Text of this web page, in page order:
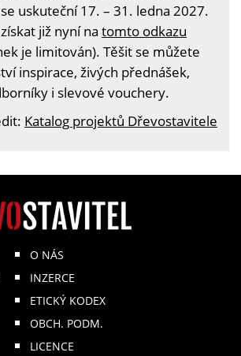
uskuteční 17. – 31. ledna 2027.
již nyní na tomto odkazu
je limitován). Těšit se můžete
inspirace, živých přednášek,
i slevové vouchery.
Katalog projektů Dřevostavitele
O NÁS
INZERCE
ETICKÝ KODEX
OBCH. PODM.
LICENCE